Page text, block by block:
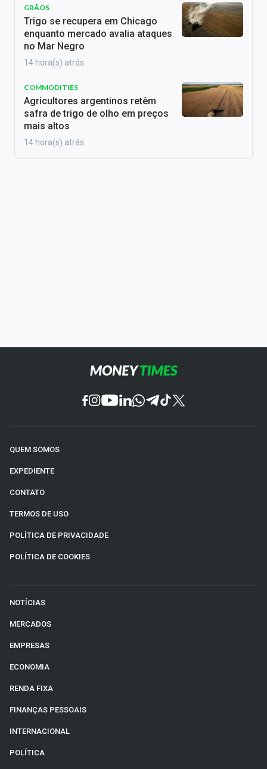
GRÃOS
Trigo se recupera em Chicago
enquanto mercado avalia ataques
no Mar Negro
14 hora(s) atrás
COMMODITIES
Agricultores argentinos retêm
safra de trigo de olho em preços
mais altos
14 hora(s) atrás
QUEM SOMOS
EXPEDIENTE
CONTATO
TERMOS DE USO
POLÍTICA DE PRIVACIDADE
POLÍTICA DE COOKIES
NOTÍCIAS
MERCADOS
EMPRESAS
ECONOMIA
RENDA FIXA
FINANÇAS PESSOAIS
INTERNACIONAL
POLÍTICA